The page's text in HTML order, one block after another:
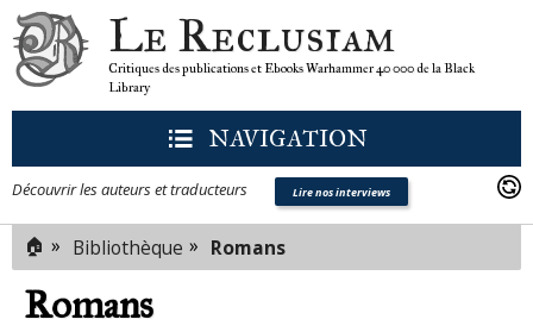
Le Reclusiam
Critiques des publications et Ebooks Warhammer 40 000 de la Black
Library
NAVIGATION
Découvrir les auteurs et traducteurs Lire nos interviews
🏠 » Bibliothèque » Romans
Romans